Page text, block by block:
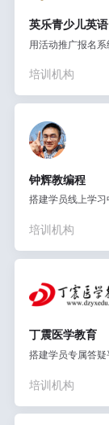
英乐青少儿英语
用活动推广报名
培训机构
钟辉教编程
搭建学员线上学
培训机构
丁震医学教育
搭建学员专属答
培训机构